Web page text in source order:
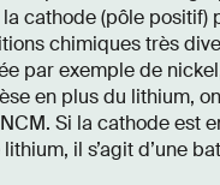
cathode (pôle positif)
chimiques très
par exemple de
en plus du lithium,
Si la cathode est
il s’agit d’une